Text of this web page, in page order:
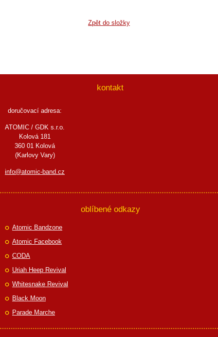
Zpět do složky
kontakt
doručovací adresa:
ATOMIC / GDK s.r.o.
Kolová 181
360 01 Kolová
(Karlovy Vary)
info@atomic-band.cz
oblíbené odkazy
Atomic Bandzone
Atomic Facebook
CODA
Uriah Heep Revival
Whitesnake Revival
Black Moon
Parade Marche